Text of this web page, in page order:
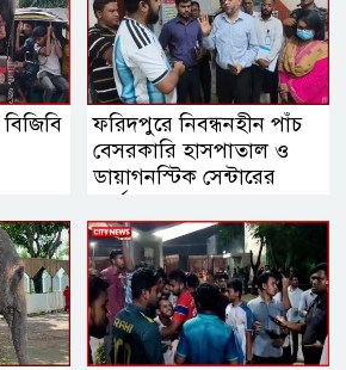
ফরিদপুরে নিবন্ধনহীন পাঁচ
বেসরকারি হাসপাতাল ও
ডায়াগনস্টিক সেন্টারের
কার্যক্রম বন্ধ